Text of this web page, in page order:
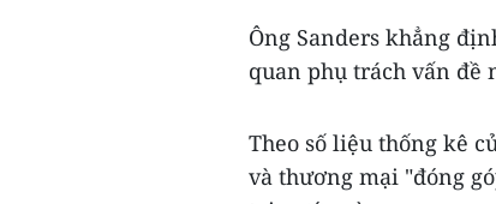
Ông Sanders khẳng
quan phụ trách vấn đề
Theo số liệu thống kê
và thương mại "đóng